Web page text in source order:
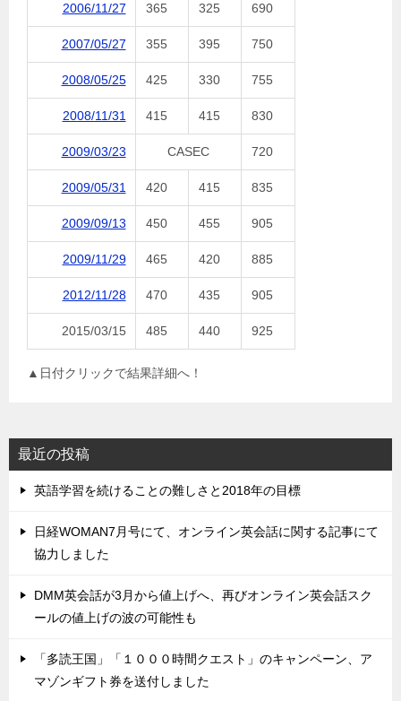
2006/11/27 365 325 690
2007/05/27 355 395 750
2008/05/25 425 330 755
2008/11/31 415 415 830
2009/03/23 CASEC 720
2009/05/31 420 415 835
2009/09/13 450 455 905
2009/11/29 465 420 885
2012/11/28 470 435 905
2015/03/15 485 440 925
▲日付クリックで結果詳細へ！
最近の投稿
英語学習を続けることの難しさと2018年の目標
日経WOMAN7月号にて、オンライン英会話に関する記事にて
協力しました
DMM英会話が3月から値上げへ、再びオンライン英会話スク
ールの値上げの波の可能性も
「多読王国」「１０００時間クエスト」のキャンペーン、ア
マゾンギフト券を送付しました